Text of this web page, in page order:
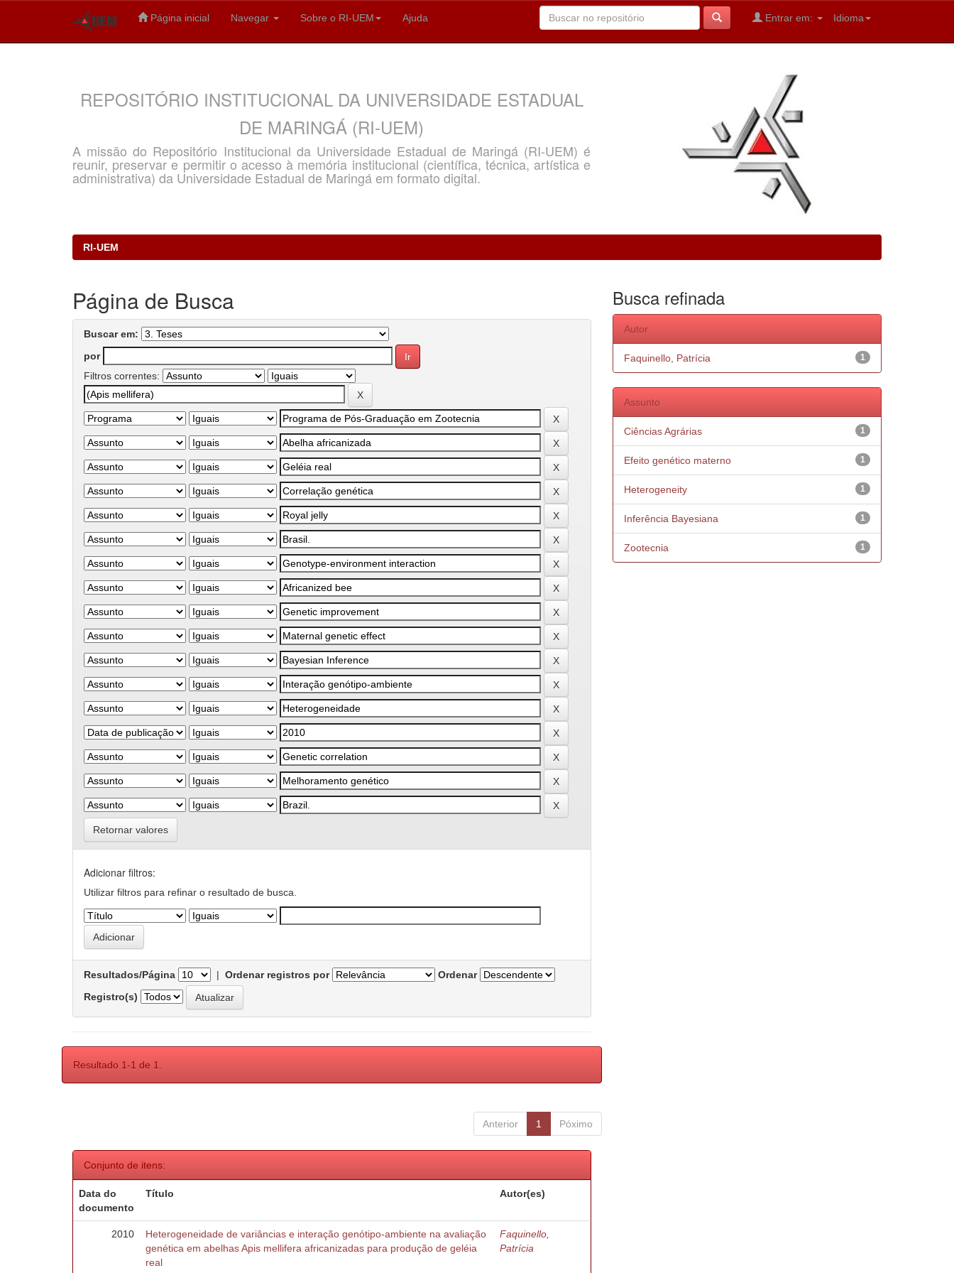
Página inicial Navegar Sobre o RI-UEM Ajuda Idioma
Entrar em:
REPOSITÓRIO INSTITUCIONAL DA UNIVERSIDADE ESTADUAL
DE MARINGÁ (RI-UEM)
A missão do Repositório Institucional da Universidade Estadual de Maringá (RI-UEM) é
reunir, preservar e permitir o acesso à memória institucional (científica, técnica, artística e
administrativa) da Universidade Estadual de Maringá em formato digital.
RI-UEM
Página de Busca
Buscar em:
por
Filtros correntes:
Retornar valores
Adicionar filtros:
Utilizar filtros para refinar o resultado de busca.
Resultados/Página | Ordenar registros por
Ordenar
Registro(s)
Resultado 1-1 de 1.
Anterior 1 Póximo
Conjunto de itens:
Data do
documento
Título Autor(es)
2010
Heterogeneidade de variâncias e interação genótipo-ambiente na avaliação
genética em abelhas Apis mellifera africanizadas para produção de geléia
real
Faquinello,
Patrícia
Busca refinada
Autor
1
Faquinello, Patrícia
Assunto
1
Ciências Agrárias
1
Efeito genético materno
1
Heterogeneity
1
Inferência Bayesiana
1
Zootecnia